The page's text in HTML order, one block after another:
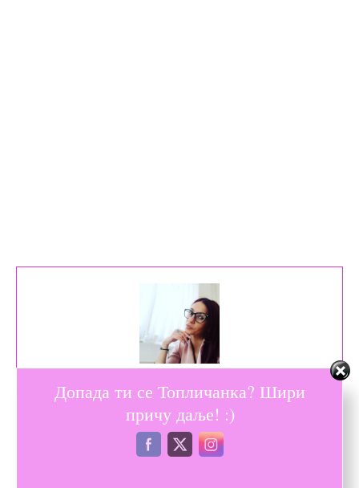
Ивана Ђурковић Којић
Пишчева мисао треба да продире у људске душе.
Допада ти се Топличанка? Шири
причу даље! :)